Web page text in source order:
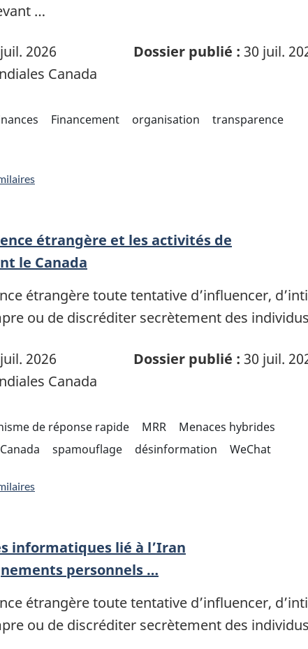
…
2026 Dossier publié : 30 juil.
Canada
Financement organisation
transparence
étrangère et les activités de
le Canada
étrangère toute tentative d’influencer,
ou de discréditer secrètement des
2026 Dossier publié : 30 juil.
Canada
de réponse rapide MRR
Menaces hybrides
Canada spamouflage désinformation WeChat
informatiques lié à l’Iran
personnels …
étrangère toute tentative d’influencer,
ou de discréditer secrètement des